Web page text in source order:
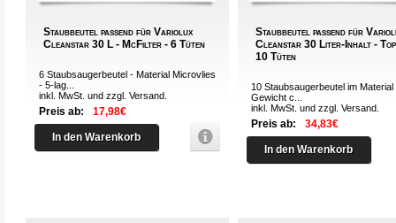
Staubbeutel passend für Variolux
Cleanstar 30 L - McFilter - 6 Tüten
6 Staubsaugerbeutel - Material Microvlies
- 5-lag...
inkl. MwSt. und zzgl.Versand
Preis ab: 17,98€
In den Warenkorb
Staubbeutel passend für
Cleanstar 30 Liter-Inhalt -
10 Tüten
10 Staubsaugerbeutel im Material
Gewicht c...
inkl. MwSt. und zzgl.Versand
Preis ab: 34,83€
In den Warenkorb